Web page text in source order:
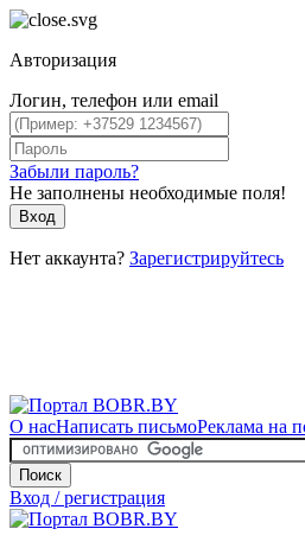
Авторизация
Логин, телефон или email
Забыли пароль?
Не заполнены необходимые поля!
Вход
Нет аккаунта? Зарегистрируйтесь
О насНаписать письмоРеклама на
Поиск
Вход / регистрация